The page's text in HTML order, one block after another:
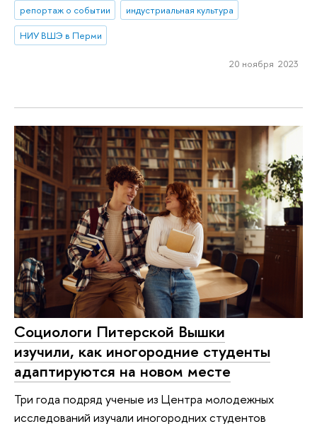
репортаж о событии
индустриальная культура
НИУ ВШЭ в Перми
20 ноября 2023
Социологи Питерской Вышки
изучили, как иногородние студенты
адаптируются на новом месте
Три года подряд ученые из Центра молодежных
исследований изучали иногородних студентов